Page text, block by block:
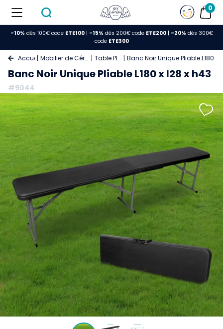
0
-10% dès 100€ code ETE100| -15% dès 200€ code ETE200| -20% dès 300€
code ETE300
Accueil Mobilier de Cérémonie Table Pliante Banc Noir Unique Pliable L180 x
Banc Noir Unique Pliable L180 x l28 x h43
#9044